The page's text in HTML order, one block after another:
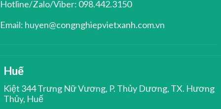
Hotline/Zalo/Viber: 098.442.3150
Email: huyen@congnghiepvietxanh.com.vn
Huế
Kiệt 344 Trưng Nữ Vương, P. Thủy Dương, TX. Hương
Thủy, Huế